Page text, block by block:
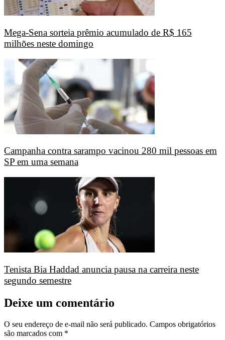
Mega-Sena sorteia prêmio acumulado de R$ 165
milhões neste domingo
Campanha contra sarampo vacinou 280 mil pessoas em
SP em uma semana
Tenista Bia Haddad anuncia pausa na carreira neste
segundo semestre
Deixe um comentário
O seu endereço de e-mail não será publicado. Campos obrigatórios
são marcados com *